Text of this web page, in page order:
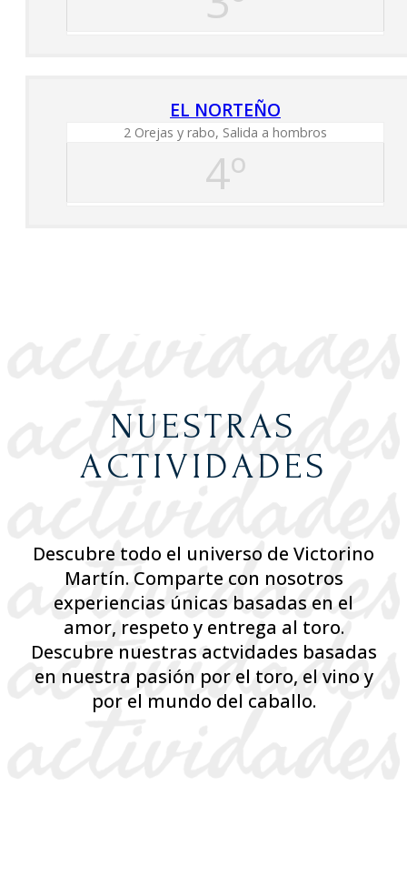
EL NORTEÑO
2 Orejas y rabo, Salida a hombros
4º
NUESTRAS
ACTIVIDADES
Descubre todo el universo de Victorino
Martín. Comparte con nosotros
experiencias únicas basadas en el
amor, respeto y entrega al toro.
Descubre nuestras actvidades basadas
en nuestra pasión por el toro, el vino y
por el mundo del caballo.